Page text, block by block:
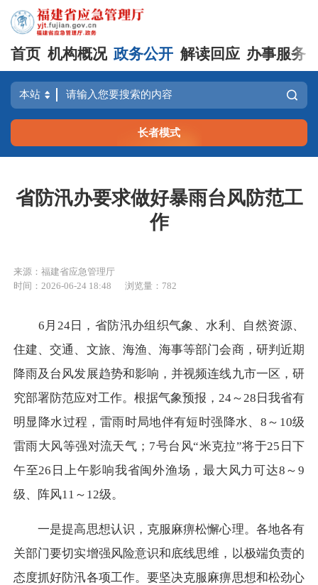
首页 机构概况 政务公开 解读回应 办事服务
长者模式
省防汛办要求做好暴雨台风防范工
作
来源：福建省应急管理厅
时间：2026-06-24 18:48
浏览量：782
6月24日，省防汛办组织气象、水利、自然资源、
住建、交通、文旅、海渔、海事等部门会商，研判近期
降雨及台风发展趋势和影响，并视频连线九市一区，研
究部署防范应对工作。根据气象预报，24～28日我省有
明显降水过程，雷雨时局地伴有短时强降水、8～10级
雷雨大风等强对流天气；7号台风“米克拉”将于25日下
午至26日上午影响我省闽外渔场，最大风力可达8～9
级、阵风11～12级。
一是提高思想认识，克服麻痹松懈心理。各地各有
关部门要切实增强风险意识和底线思维，以极端负责的
态度抓好防汛各项工作。要坚决克服麻痹思想和松劲心